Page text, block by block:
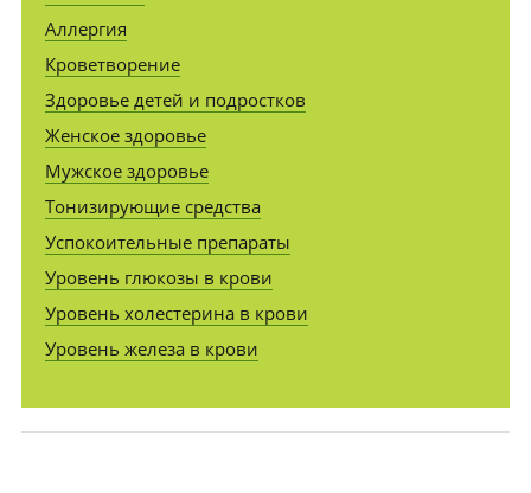
Аллергия
Кроветворение
Здоровье детей и подростков
Женское здоровье
Мужское здоровье
Тонизирующие средства
Успокоительные препараты
Уровень глюкозы в крови
Уровень холестерина в крови
Уровень железа в крови